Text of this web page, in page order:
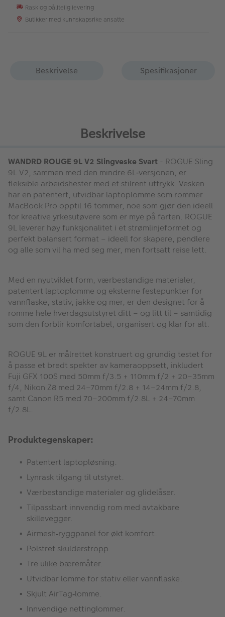
Rask og pålitelig levering
Butikker med kunnskapsrike ansatte
Beskrivelse Spesifikasjoner
Beskrivelse
WANDRD ROUGE 9L V2 Slingveske Svart - ROGUE Sling
9L V2, sammen med den mindre 6L‑versjonen, er
fleksible arbeidshester med et stilrent uttrykk. Vesken
har en patentert, utvidbar laptoplomme som rommer
MacBook Pro opptil 16 tommer, noe som gjør den ideell
for kreative yrkesutøvere som er mye på farten. ROGUE
9L leverer høy funksjonalitet i et strømlinjeformet og
perfekt balansert format – ideell for skapere, pendlere
og alle som vil ha med seg mer, men fortsatt reise lett.
Med en nyutviklet form, værbestandige materialer,
patentert laptoplomme og eksterne festepunkter for
vannflaske, stativ, jakke og mer, er den designet for å
romme hele hverdagsutstyret ditt – og litt til – samtidig
som den forblir komfortabel, organisert og klar for alt.
ROGUE 9L er målrettet konstruert og grundig testet for
å passe et bredt spekter av kameraoppsett, inkludert
Fuji GFX 100S med 50mm f/3.5 + 110mm f/2 + 20–35mm
f/4, Nikon Z8 med 24–70mm f/2.8 + 14–24mm f/2.8,
samt Canon R5 med 70–200mm f/2.8L + 24–70mm
f/2.8L.
Produktegenskaper:
Patentert laptopløsning.
Lynrask tilgang til utstyret.
Værbestandige materialer og glidelåser.
Tilpassbart innvendig rom med avtakbare
skillevegger.
Airmesh‑ryggpanel for økt komfort.
Polstret skulderstropp.
Tre ulike bæremåter.
Utvidbar lomme for stativ eller vannflaske.
Skjult AirTag‑lomme.
Innvendige nettinglommer.